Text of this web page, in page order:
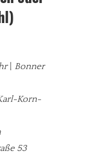
Bonner
Korn-
53